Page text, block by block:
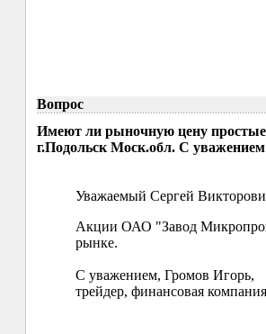
Вопрос
Имеют ли рыночную цену
г.Подольск Моск.обл. С
Уважаемый Сергей
Акции ОАО "Завод
рынке.
С уважением, Громов Игорь,
трейдер, финансовая